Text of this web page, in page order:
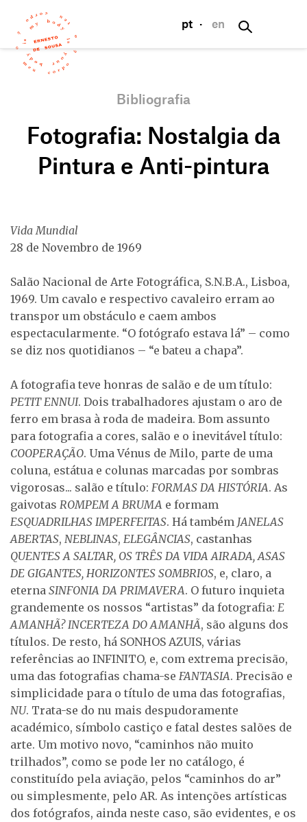
pt · en
Bibliografia
Fotografia: Nostalgia da
Pintura e Anti-pintura
Vida Mundial
28 de Novembro de 1969
Salão Nacional de Arte Fotográfica, S.N.B.A., Lisboa,
1969. Um cavalo e respectivo cavaleiro erram ao
transpor um obstáculo e caem ambos
espectacularmente. “O fotógrafo estava lá” – como
se diz nos quotidianos – “e bateu a chapa”.
A fotografia teve honras de salão e de um título:
PETIT ENNUI. Dois trabalhadores ajustam o aro de
ferro em brasa à roda de madeira. Bom assunto
para fotografia a cores, salão e o inevitável título:
COOPERAÇÃO. Uma Vénus de Milo, parte de uma
coluna, estátua e colunas marcadas por sombras
vigorosas... salão e título: FORMAS DA HISTÓRIA. As
gaivotas ROMPEM A BRUMA e formam
ESQUADRILHAS IMPERFEITAS. Há também JANELAS
ABERTAS, NEBLINAS, ELEGÂNCIAS, castanhas
QUENTES A SALTAR, OS TRÊS DA VIDA AIRADA, ASAS
DE GIGANTES, HORIZONTES SOMBRIOS, e, claro, a
eterna SINFONIA DA PRIMAVERA. O futuro inquieta
grandemente os nossos “artistas” da fotografia: E
AMANHÃ? INCERTEZA DO AMANHÃ, são alguns dos
títulos. De resto, há SONHOS AZUIS, várias
referências ao INFINITO, e, com extrema precisão,
uma das fotografias chama-se FANTASIA. Precisão e
simplicidade para o título de uma das fotografias,
NU. Trata-se do nu mais despudoramente
académico, símbolo castiço e fatal destes salões de
arte. Um motivo novo, “caminhos não muito
trilhados”, como se pode ler no catálogo, é
constituído pela aviação, pelos “caminhos do ar”
ou simplesmente, pelo AR. As intenções artísticas
dos fotógrafos, ainda neste caso, são evidentes, e os